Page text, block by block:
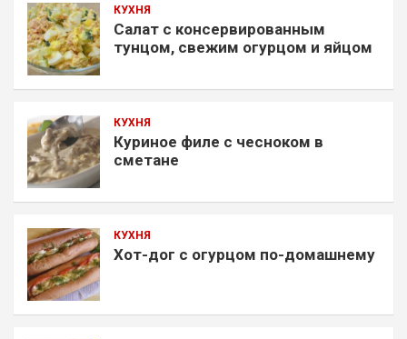
КУХНЯ
Салат с консервированным
тунцом, свежим огурцом и яйцом
КУХНЯ
Куриное филе с чесноком в
сметане
КУХНЯ
Хот-дог с огурцом по-домашнему